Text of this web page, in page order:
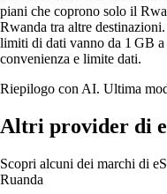
piani che coprono solo il
Rwanda tra altre
limiti di dati vanno da 1 GB
convenienza e limite dati.
Riepilogo con AI. Ultima
Altri provider di
Scopri alcuni dei marchi di
Ruanda